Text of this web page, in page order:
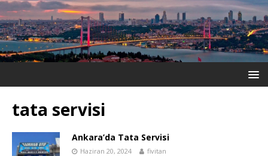
tata servisi
Ankara’da Tata Servisi
Haziran 20, 2024 fivitan